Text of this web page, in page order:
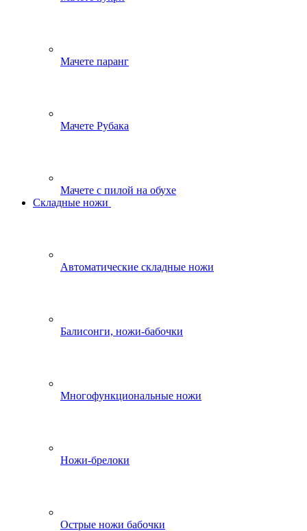
Мачете паранг
Мачете Рубака
Мачете с пилой на обухе
Складные ножи
Автоматические складные ножи
Балисонги, ножи-бабочки
Многофункциональные ножи
Ножи-брелоки
Острые ножи бабочки